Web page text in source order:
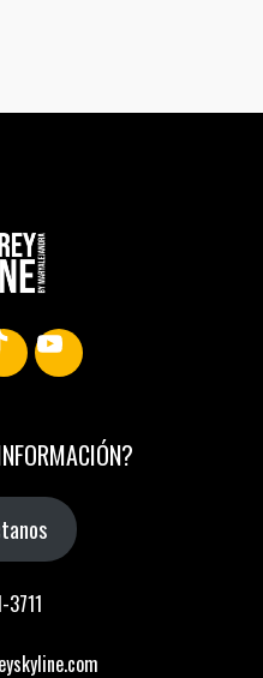
YouTube
?
3711